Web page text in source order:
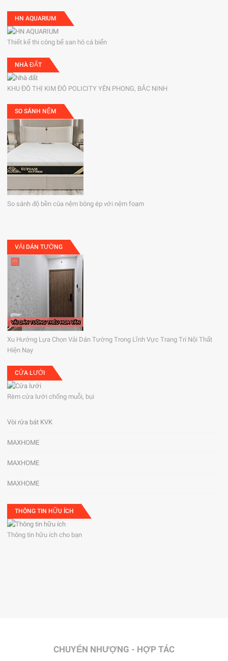
HN AQUARIUM
Thiết kế thi công bể san hô cá biển
NHÀ ĐẤT
KHU ĐÔ THỊ KIM ĐÔ POLICITY YÊN PHONG, BẮC NINH
SO SÁNH NỆM
So sánh độ bền của nệm bông ép với nệm foam
VẢI DÁN TƯỜNG
Xu Hướng Lựa Chọn Vải Dán Tường Trong Lĩnh Vực Trang Trí Nội Thất
Hiện Nay
CỬA LƯỚI
Rèm cửa lưới chống muỗi, bụi
Vòi rửa bát KVK
MAXHOME
MAXHOME
MAXHOME
THÔNG TIN HỮU ÍCH
Thông tin hữu ích cho bạn
CHUYỂN NHƯỢNG - HỢP TÁC